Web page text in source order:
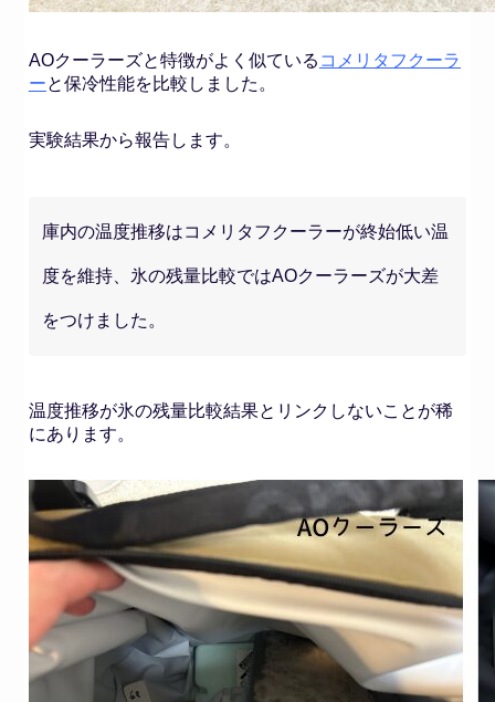
AOクーラーズと特徴がよく似ている コメリタフクーラ
ーと保冷性能を比較しました。
実験結果から報告します。
庫内の温度推移はコメリタフクーラーが終始低い温
度を維持、氷の残量比較ではAOクーラーズが大差
をつけました。
温度推移が氷の残量比較結果とリンクしないことが稀
にあります。